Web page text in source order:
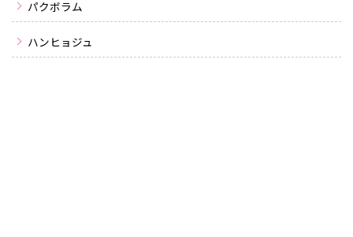
パクボラム
ハンヒョジュ